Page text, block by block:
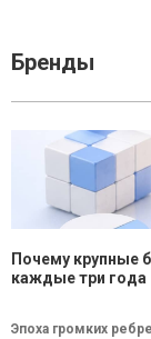
Бренды
Почему крупные
каждые три года
Эпоха громких